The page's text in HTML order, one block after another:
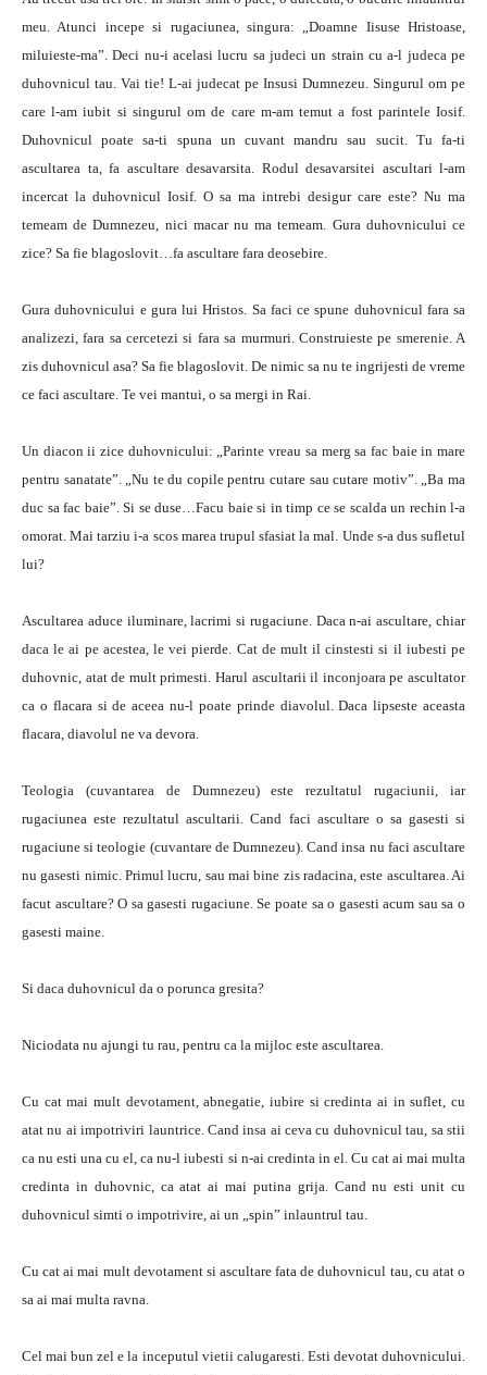
meu. Atunci incepe si rugaciunea, singura: „Doamne Iisuse Hristoase,
miluieste-ma”. Deci nu-i acelasi lucru sa judeci un strain cu a-l judeca pe
duhovnicul tau. Vai tie! L-ai judecat pe Insusi Dumnezeu. Singurul om pe
care l-am iubit si singurul om de care m-am temut a fost parintele Iosif.
Duhovnicul poate sa-ti spuna un cuvant mandru sau sucit. Tu fa-ti
ascultarea ta, fa ascultare desavarsita. Rodul desavarsitei ascultari l-am
incercat la duhovnicul Iosif. O sa ma intrebi desigur care este? Nu ma
temeam de Dumnezeu, nici macar nu ma temeam. Gura duhovnicului ce
zice? Sa fie blagoslovit…fa ascultare fara deosebire.
Gura duhovnicului e gura lui Hristos. Sa faci ce spune duhovnicul fara sa
analizezi, fara sa cercetezi si fara sa murmuri. Construieste pe smerenie. A
zis duhovnicul asa? Sa fie blagoslovit. De nimic sa nu te ingrijesti de vreme
ce faci ascultare. Te vei mantui, o sa mergi in Rai.
Un diacon ii zice duhovnicului: „Parinte vreau sa merg sa fac baie in mare
pentru sanatate”. „Nu te du copile pentru cutare sau cutare motiv”. „Ba ma
duc sa fac baie”. Si se duse…Facu baie si in timp ce se scalda un rechin l-a
omorat. Mai tarziu i-a scos marea trupul sfasiat la mal. Unde s-a dus sufletul
lui?
Ascultarea aduce iluminare, lacrimi si rugaciune. Daca n-ai ascultare, chiar
daca le ai pe acestea, le vei pierde. Cat de mult il cinstesti si il iubesti pe
duhovnic, atat de mult primesti. Harul ascultarii il inconjoara pe ascultator
ca o flacara si de aceea nu-l poate prinde diavolul. Daca lipseste aceasta
flacara, diavolul ne va devora.
Teologia (cuvantarea de Dumnezeu) este rezultatul rugaciunii, iar
rugaciunea este rezultatul ascultarii. Cand faci ascultare o sa gasesti si
rugaciune si teologie (cuvantare de Dumnezeu). Cand insa nu faci ascultare
nu gasesti nimic. Primul lucru, sau mai bine zis radacina, este ascultarea. Ai
facut ascultare? O sa gasesti rugaciune. Se poate sa o gasesti acum sau sa o
gasesti maine.
Si daca duhovnicul da o porunca gresita?
Niciodata nu ajungi tu rau, pentru ca la mijloc este ascultarea.
Cu cat mai mult devotament, abnegatie, iubire si credinta ai in suflet, cu
atat nu ai impotriviri launtrice. Cand insa ai ceva cu duhovnicul tau, sa stii
ca nu esti una cu el, ca nu-l iubesti si n-ai credinta in el. Cu cat ai mai multa
credinta in duhovnic, ca atat ai mai putina grija. Cand nu esti unit cu
duhovnicul simti o impotrivire, ai un „spin” inlauntrul tau.
Cu cat ai mai mult devotament si ascultare fata de duhovnicul tau, cu atat o
sa ai mai multa ravna.
Cel mai bun zel e la inceputul vietii calugaresti. Esti devotat duhovnicului.